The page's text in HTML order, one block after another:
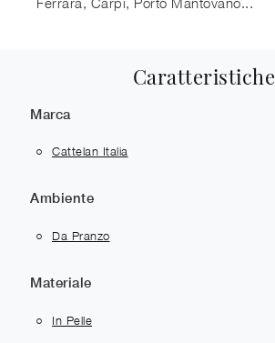
Caratteristiche
Marca
Cattelan Italia
Ambiente
Da Pranzo
Materiale
In Pelle